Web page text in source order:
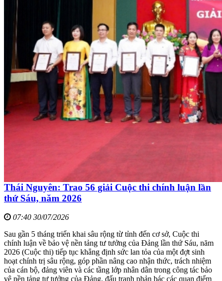
Thái Nguyên: Trao 56 giải Cuộc thi chính luận lần
thứ Sáu, năm 2026
07:40 30/07/2026
Sau gần 5 tháng triển khai sâu rộng từ tỉnh đến cơ sở, Cuộc thi
chính luận về bảo vệ nền tảng tư tưởng của Đảng lần thứ Sáu, năm
2026 (Cuộc thi) tiếp tục khẳng định sức lan tỏa của một đợt sinh
hoạt chính trị sâu rộng, góp phần nâng cao nhận thức, trách nhiệm
của cán bộ, đảng viên và các tầng lớp nhân dân trong công tác bảo
vệ nền tảng tư tưởng của Đảng, đấu tranh phản bác các quan điểm